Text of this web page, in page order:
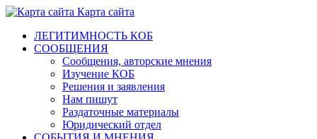
Карта сайта
ЛЕГИТИМНОСТЬ КОБ
СООБЩЕНИЯ
Сообщения, авторские мнения
Изучение КОБ
Решения и заявления
Нам пишут
Раздаточные материалы
Юридический отдел